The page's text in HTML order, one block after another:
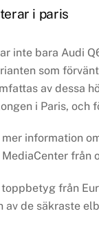
i paris
inte bara Audi
som
av dessa
i Paris, och
information
från
från
de säkraste